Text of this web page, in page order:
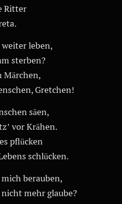
Ritter
leben,
sterben?
Märchen,
Gretchen!
säen,
vor Krähen.
pflücken
schlücken.
berauben,
mehr glaube?